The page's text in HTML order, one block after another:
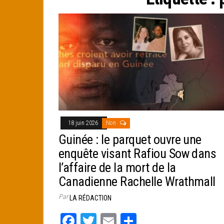
18 juin 2026 Non
Guinée : le parquet ouvre une
enquête visant Rafiou Sow dans
l’affaire de la mort de la
Canadienne Rachelle Wrathmall
ParLA RÉDACTION